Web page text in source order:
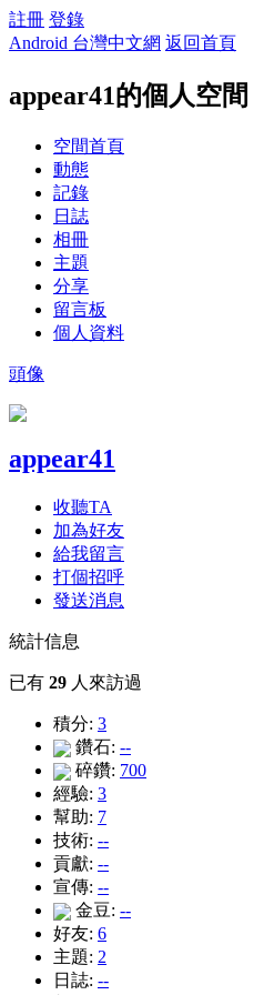
註冊 登錄
Android 台灣中文網 返回首頁
appear41的個人空間
空間首頁
動態
記錄
日誌
相冊
主題
分享
留言板
個人資料
頭像
appear41
收聽TA
加為好友
給我留言
打個招呼
發送消息
統計信息
已有 29 人來訪過
積分: 3
鑽石: --
碎鑽: 700
經驗: 3
幫助: 7
技術: --
貢獻: --
宣傳: --
金豆: --
好友: 6
主題: 2
日誌: --